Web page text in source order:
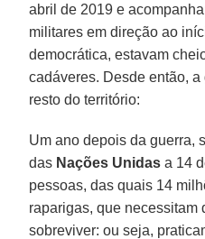
abril de 2019 e
militares em direção ao
democrática, estavam
cadáveres. Desde então,
resto do território:
Um ano depois da guerra,
das Nações Unidas a 14
pessoas, das quais 14
raparigas, que necessitam
sobreviver: ou seja,